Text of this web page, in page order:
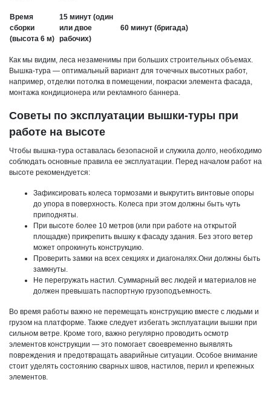
Время
сборки
(высота 6 м)
15 минут (один
или двое
рабочих)
60 минут (бригада)
Как мы видим, леса незаменимы при больших строительных объемах.
Вышка-тура — оптимальный вариант для точечных высотных работ,
например, отделки потолка в помещении, покраски элемента фасада,
монтажа кондиционера или рекламного баннера.
Советы по эксплуатации вышки-туры при
работе на высоте
Чтобы вышка-тура оставалась безопасной и служила долго, необходимо
соблюдать основные правила ее эксплуатации. Перед началом работ на
высоте рекомендуется:
Зафиксировать колеса тормозами и выкрутить винтовые опоры
до упора в поверхность. Колеса при этом должны быть чуть
приподняты.
При высоте более 10 метров (или при работе на открытой
площадке) прикрепить вышку к фасаду здания. Без этого ветер
может опрокинуть конструкцию.
Проверить замки на всех секциях и диагоналях.Они должны быть
замкнуты.
Не перегружать настил. Суммарный вес людей и материалов не
должен превышать паспортную грузоподъемность.
Во время работы важно не перемещать конструкцию вместе с людьми и
грузом на платформе. Также следует избегать эксплуатации вышки при
сильном ветре. Кроме того, важно регулярно проводить осмотр
элементов конструкции — это помогает своевременно выявлять
повреждения и предотвращать аварийные ситуации. Особое внимание
стоит уделять состоянию сварных швов, настилов, перил и крепежных
элементов.